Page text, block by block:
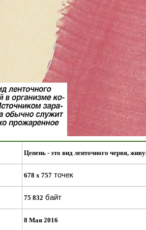
Цепень - это вид ленточного червя,
678 x 757 точек
75 832 байт
8 Мая 2016